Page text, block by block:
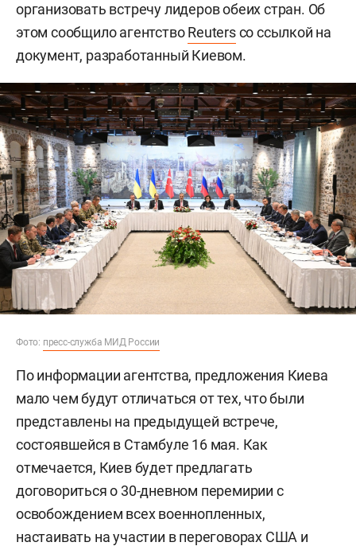
организовать встречу лидеров обеих стран. Об
этом сообщило агентствоReutersсо ссылкой на
документ, разработанный Киевом.
Фото: пресс-служба МИД России
По информации агентства, предложения Киева
мало чем будут отличаться от тех, что были
представлены на предыдущей встрече,
состоявшейся в Стамбуле 16 мая. Как
отмечается, Киев будет предлагать
договориться о 30-дневном перемирии с
освобождением всех военнопленных,
настаивать на участии в переговорах США и